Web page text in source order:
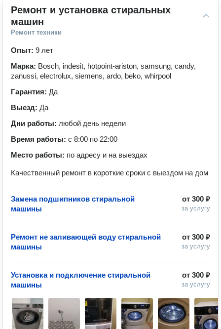
Ремонт и установка стиральных
машин
Ремонт техники
Опыт: 9 лет
Марка: Bosch, indesit, hotpoint-ariston, samsung, candy,
zanussi, electrolux, siemens, ardo, beko, whirpool
Гарантия: Да
Выезд: Да
Дни работы: любой день недели
Время работы: с 8:00 по 22:00
Место работы: по адресу и на выездах
Качественный ремонт в короткие сроки с выездом на дом
от 300 ₽
за услугу
Замена подшипников стиральной
машины
от 300 ₽
за услугу
Ремонт не заливающей воду стиральной
машины
от 300 ₽
за услугу
Установка и подключение стиральной
машины